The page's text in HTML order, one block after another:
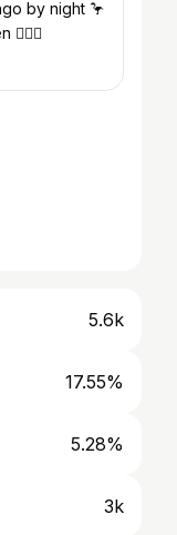
by night 🦩
5.6k
17.55%
5.28%
3k